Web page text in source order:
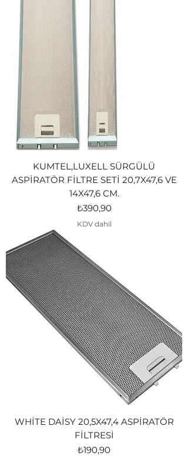
KUMTEL,LUXELL SÜRGÜLÜ
ASPİRATÖR FİLTRE SETİ 20,7X47,6 VE
14X47,6 CM.
Fiyat
₺390,90
KDV dahil
WHİTE DAİSY 20,5X47,4 ASPİRATÖR
FİLTRESİ
Fiyat
₺190,90